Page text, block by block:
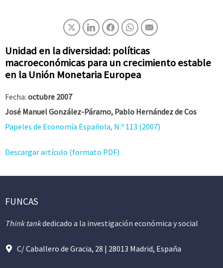
Unidad en la diversidad: políticas
macroeconómicas para un crecimiento estable
en la Unión Monetaria Europea
Fecha: octubre 2007
José Manuel González-Páramo, Pablo Hernández de Cos
Papeles de Economía Española, N.º 113 (2007)
Descargar artículo (formato PDF)
FUNCAS
Think tankdedicado a la investigación económica y social
C/ Caballero de Gracia, 28 | 28013 Madrid, España